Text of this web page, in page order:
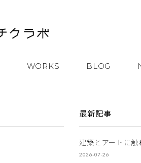
WORKS BLOG
最新記事
建築とアートに
2026-07-26